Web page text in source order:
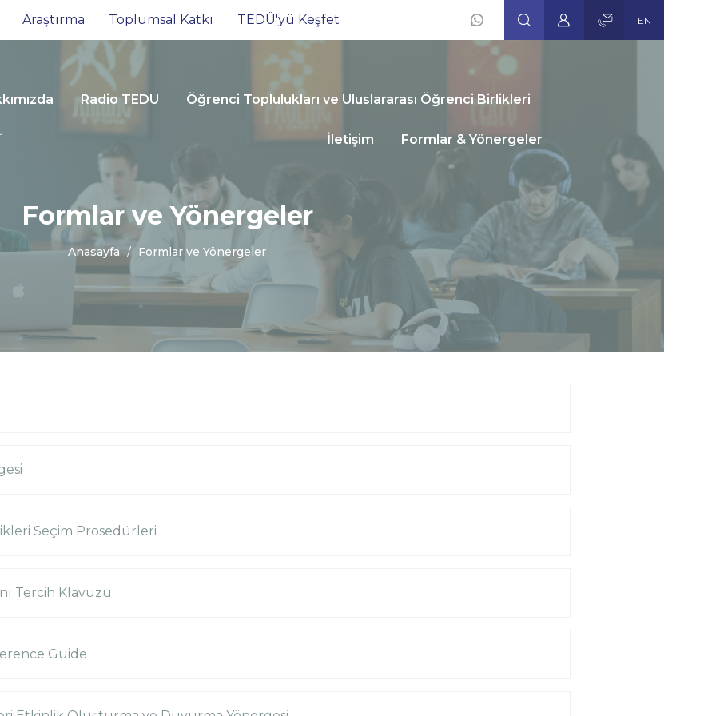
Araştırma Toplumsal Katkı TEDÜ'yü Keşfet
Social
Icons
EN
Radio TEDU Öğrenci Toplulukları ve Uluslararası Öğrenci Birlikleri
İletişim Formlar & Yönergeler
Formlar ve Yönergeler
Anasayfa Formlar ve Yönergeler
Seçim Prosedürleri
Tercih Klavuzu
Guide